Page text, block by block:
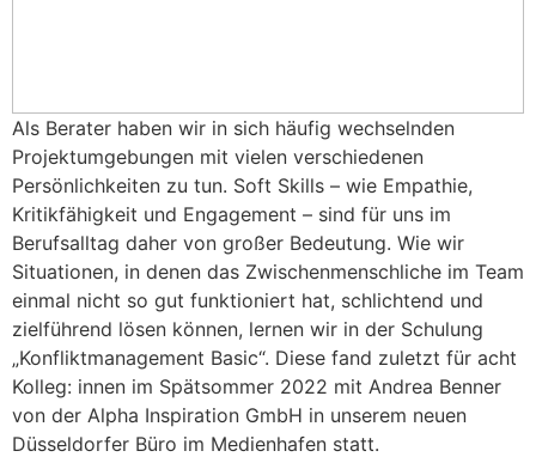
Als Berater haben wir in sich häufig wechselnden
Projektumgebungen mit vielen verschiedenen
Persönlichkeiten zu tun. Soft Skills – wie Empathie,
Kritikfähigkeit und Engagement – sind für uns im
Berufsalltag daher von großer Bedeutung. Wie wir
Situationen, in denen das Zwischenmenschliche im Team
einmal nicht so gut funktioniert hat, schlichtend und
zielführend lösen können, lernen wir in der Schulung
„Konfliktmanagement Basic“. Diese fand zuletzt für acht
Kolleg: innen im Spätsommer 2022 mit Andrea Benner
von der Alpha Inspiration GmbH in unserem neuen
Düsseldorfer Büro im Medienhafen statt.